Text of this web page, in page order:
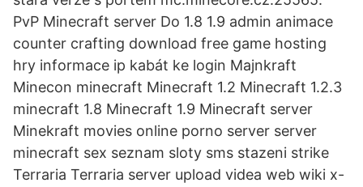
PvP Minecraft server Do 1.8 1.9 admin animace
counter crafting download free game hosting
hry informace ip kabát ke login Majnkraft
Minecon minecraft Minecraft 1.2 Minecraft 1.2.3
minecraft 1.8 Minecraft 1.9 Minecraft server
Minekraft movies online porno server server
minecraft sex seznam sloty sms stazeni strike
Terraria Terraria server upload videa web wiki x-